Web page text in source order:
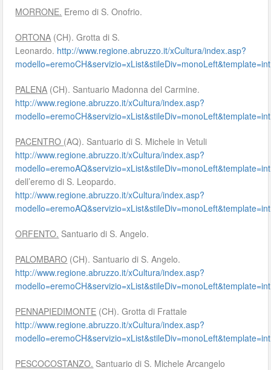
MORRONE. Eremo di S. Onofrio.
ORTONA (CH). Grotta di S.
Leonardo. http://www.regione.abruzzo.it/xCultura/index.asp?
PALENA (CH). Santuario Madonna del Carmine.
http://www.regione.abruzzo.it/xCultura/index.asp?
PACENTRO (AQ). Santuario di S. Michele in Vetuli
http://www.regione.abruzzo.it/xCultura/index.asp?
dell’eremo di S. Leopardo.
http://www.regione.abruzzo.it/xCultura/index.asp?
ORFENTO. Santuario di S. Angelo.
PALOMBARO (CH). Santuario di S. Angelo.
http://www.regione.abruzzo.it/xCultura/index.asp?
PENNAPIEDIMONTE (CH). Grotta di Frattale
http://www.regione.abruzzo.it/xCultura/index.asp?
PESCOCOSTANZO. Santuario di S. Michele Arcangelo